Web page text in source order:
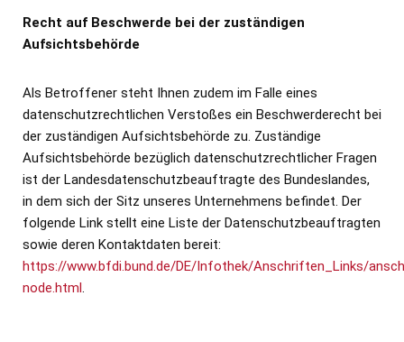
Recht auf Beschwerde bei der zuständigen
Aufsichtsbehörde
Als Betroffener steht Ihnen zudem im Falle eines
datenschutzrechtlichen Verstoßes ein Beschwerderecht bei
der zuständigen Aufsichtsbehörde zu. Zuständige
Aufsichtsbehörde bezüglich datenschutzrechtlicher Fragen
ist der Landesdatenschutzbeauftragte des Bundeslandes,
in dem sich der Sitz unseres Unternehmens befindet. Der
folgende Link stellt eine Liste der Datenschutzbeauftragten
sowie deren Kontaktdaten bereit:
https://www.bfdi.bund.de/DE/Infothek/Anschriften_Links/
node.html.